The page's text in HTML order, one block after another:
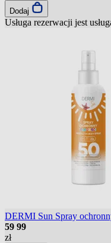
Dodaj
Usługa rezerwacji jest
DERMI Sun Spray
59 99
zł